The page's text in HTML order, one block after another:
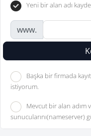
Yeni bir alan adı
www.
Başka bir firmada
istiyorum.
Mevcut bir alan adım
sunucularını(nameserver)